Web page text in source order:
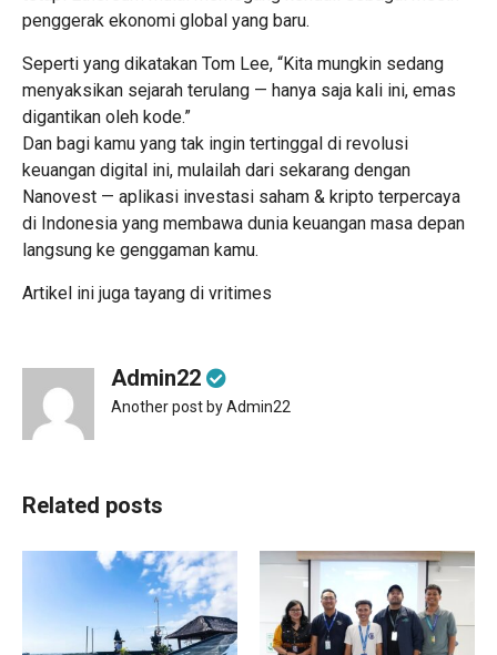
penggerak ekonomi global yang baru.
Seperti yang dikatakan Tom Lee, “Kita mungkin sedang
menyaksikan sejarah terulang — hanya saja kali ini, emas
digantikan oleh kode.”
Dan bagi kamu yang tak ingin tertinggal di revolusi
keuangan digital ini, mulailah dari sekarang dengan
Nanovest — aplikasi investasi saham & kripto terpercaya
di Indonesia yang membawa dunia keuangan masa depan
langsung ke genggaman kamu.
Artikel ini juga tayang di vritimes
Admin22
Another post by Admin22
Related posts